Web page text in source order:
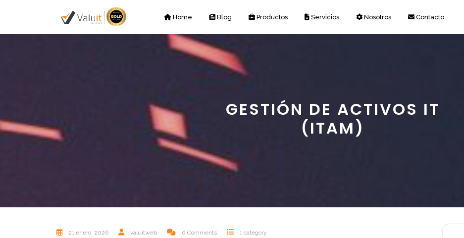
Home Blog Productos Servicios Nosotros Contacto
GESTIÓN DE ACTIVOS IT
(ITAM)
21 enero, 2026 valuitweb 0 Comments 1 category